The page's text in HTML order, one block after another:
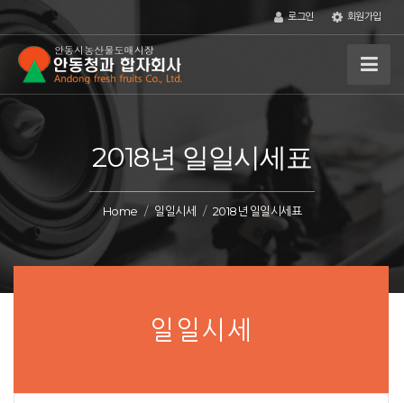
로그인 회원가입
2018년 일일시세표
Home 일일시세 2018년 일일시세표
일일시세